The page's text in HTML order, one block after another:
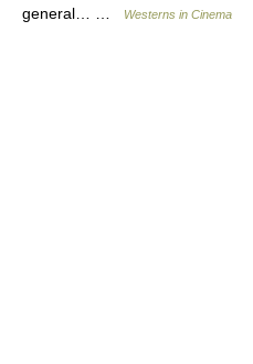
general… …
Westerns in Cinema